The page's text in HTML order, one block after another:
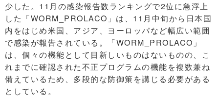
少した。11月の感染報告数ランキングで2位に急浮上
した「WORM_PROLACO」は、11月中旬から日本国
内をはじめ米国、アジア、ヨーロッパなど幅広い範囲
で感染が報告されている。「WORM_PROLACO」
は、個々の機能として目新しいものはないものの、こ
れまでに確認された不正プログラムの機能を複数兼ね
備えているため、多段的な防御策を講じる必要がある
としている。